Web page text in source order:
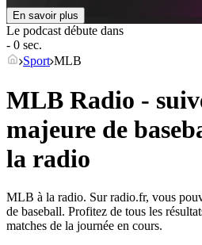
En savoir plus
Le podcast débute dans
- 0 sec.
Sport MLB
MLB Radio -
majeure de
la radio
MLB à la radio. Sur radio.fr, vous
de baseball. Profitez de tous les
matches de la journée en cours.